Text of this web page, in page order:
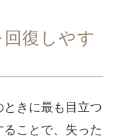
回復しやす
きに最も目立つ
ことで、失った